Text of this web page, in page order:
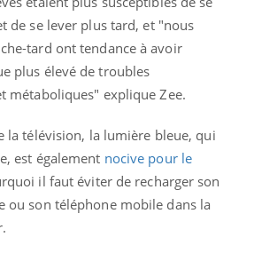
de se lever plus tard, et "nous
tard ont tendance à avoir
plus élevé de troubles
métaboliques" explique Zee.
la télévision, la lumière bleue, qui
est également nocive pour le
il faut éviter de recharger son
ou son téléphone mobile dans la